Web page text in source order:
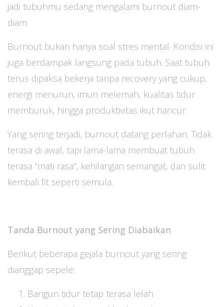
jadi tubuhmu sedang mengalami burnout diam-
diam.
Burnout bukan hanya soal stres mental. Kondisi ini
juga berdampak langsung pada tubuh. Saat tubuh
terus dipaksa bekerja tanpa recovery yang cukup,
energi menurun, imun melemah, kualitas tidur
memburuk, hingga produktivitas ikut hancur.
Yang sering terjadi, burnout datang perlahan. Tidak
terasa di awal, tapi lama-lama membuat tubuh
terasa “mati rasa”, kehilangan semangat, dan sulit
kembali fit seperti semula.
Tanda Burnout yang Sering Diabaikan
Berikut beberapa gejala burnout yang sering
dianggap sepele:
Bangun tidur tetap terasa lelah